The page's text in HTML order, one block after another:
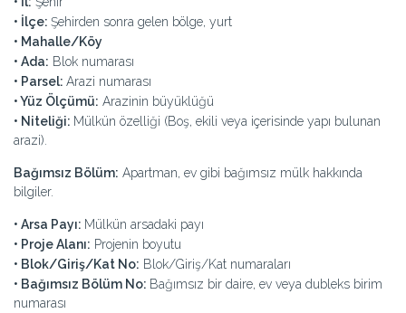
• İlçe: Şehirden sonra gelen bölge, yurt
• Mahalle/Köy
• Ada: Blok numarası
• Parsel: Arazi numarası
• Yüz Ölçümü: Arazinin büyüklüğü
• Niteliği: Mülkün özelliği (Boş, ekili veya içerisinde yapı bulunan
arazi).
Bağımsız Bölüm: Apartman, ev gibi bağımsız mülk hakkında
bilgiler.
• Arsa Payı: Mülkün arsadaki payı
• Proje Alanı: Projenin boyutu
• Blok/Giriş/Kat No: Blok/Giriş/Kat numaraları
• Bağımsız Bölüm No: Bağımsız bir daire, ev veya dubleks birim
numarası